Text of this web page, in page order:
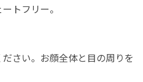
トフリー。
さい。お顔全体と目の周りを